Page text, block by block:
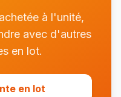
à l'unité,
avec d'autres
en lot.
en lot